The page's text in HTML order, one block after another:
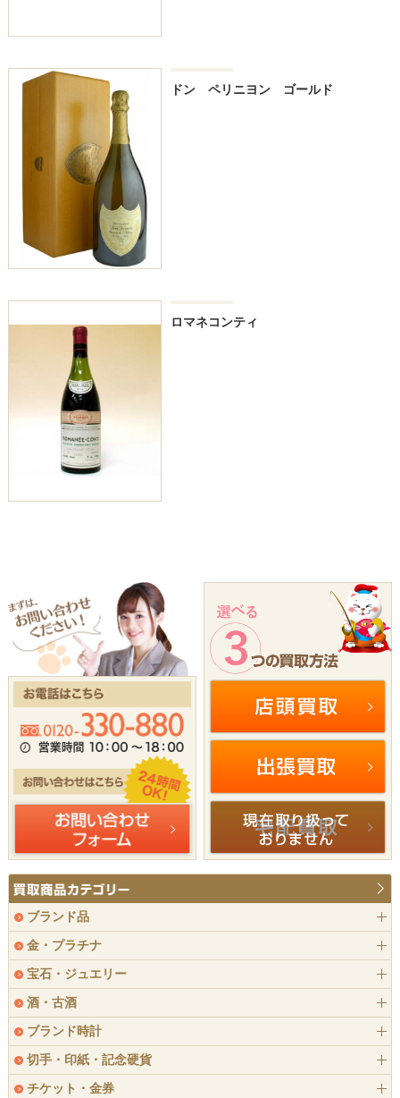
ドン ペリニヨン ゴールド
ロマネコンティ
ブランド品
金・プラチナ
宝石・ジュエリー
酒・古酒
ブランド時計
切手・印紙・記念硬貨
チケット・金券